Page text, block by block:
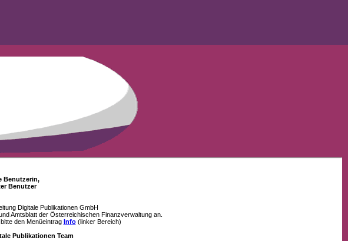
Benutzerin,
Benutzer
Digitale Publikationen GmbH
Amtsblatt der Österreichischen Finanzverwaltung an.
den Menüeintrag Info(linker Bereich)
Publikationen Team